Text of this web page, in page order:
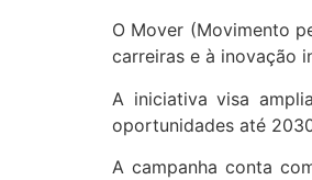
O Mover (Movimento
carreiras e à inovação
A iniciativa visa
oportunidades até
A campanha conta